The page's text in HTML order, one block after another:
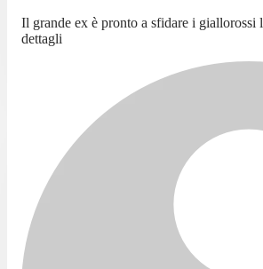
Il grande ex è pronto a sfidare i giallorossi
dettagli